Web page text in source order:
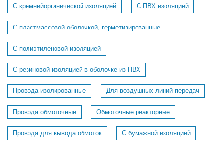
С кремнийорганической изоляцией С ПВХ изоляцией
С пластмассовой оболочкой, герметизированные
С полиэтиленовой изоляцией
С резиновой изоляцией в оболочке из ПВХ
Провода изолированные Для воздушных линий передач
Провода обмоточные Обмоточные реакторные
Провода для вывода обмоток С бумажной изоляцией